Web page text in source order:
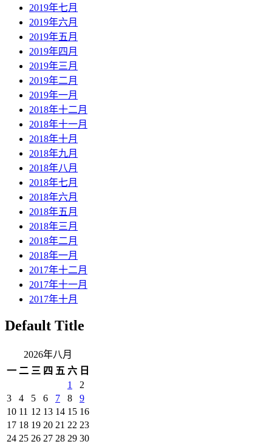
2019年七月
2019年六月
2019年五月
2019年四月
2019年三月
2019年二月
2019年一月
2018年十二月
2018年十一月
2018年十月
2018年九月
2018年八月
2018年七月
2018年六月
2018年五月
2018年三月
2018年二月
2018年一月
2017年十二月
2017年十一月
2017年十月
Default Title
2026年八月
一 二 三 四 五 六 日
1
2
3
4 5 6 7 8
9
10 11 12 13 14 15 16
17 18 19 20 21 22 23
24 25 26 27 28 29 30